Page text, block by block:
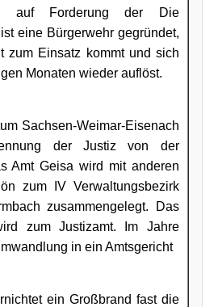
auf Forderung der Die
eine Bürgerwehr gegründet,
zum Einsatz kommt und sich
Monaten wieder auflöst.
Sachsen-Weimar-Eisenach
der Justiz von der
Amt Geisa wird mit anderen
zum IV Verwaltungsbezirk
zusammengelegt. Das
zum Justizamt. Im Jahre
in ein Amtsgericht
ein Großbrand fast die